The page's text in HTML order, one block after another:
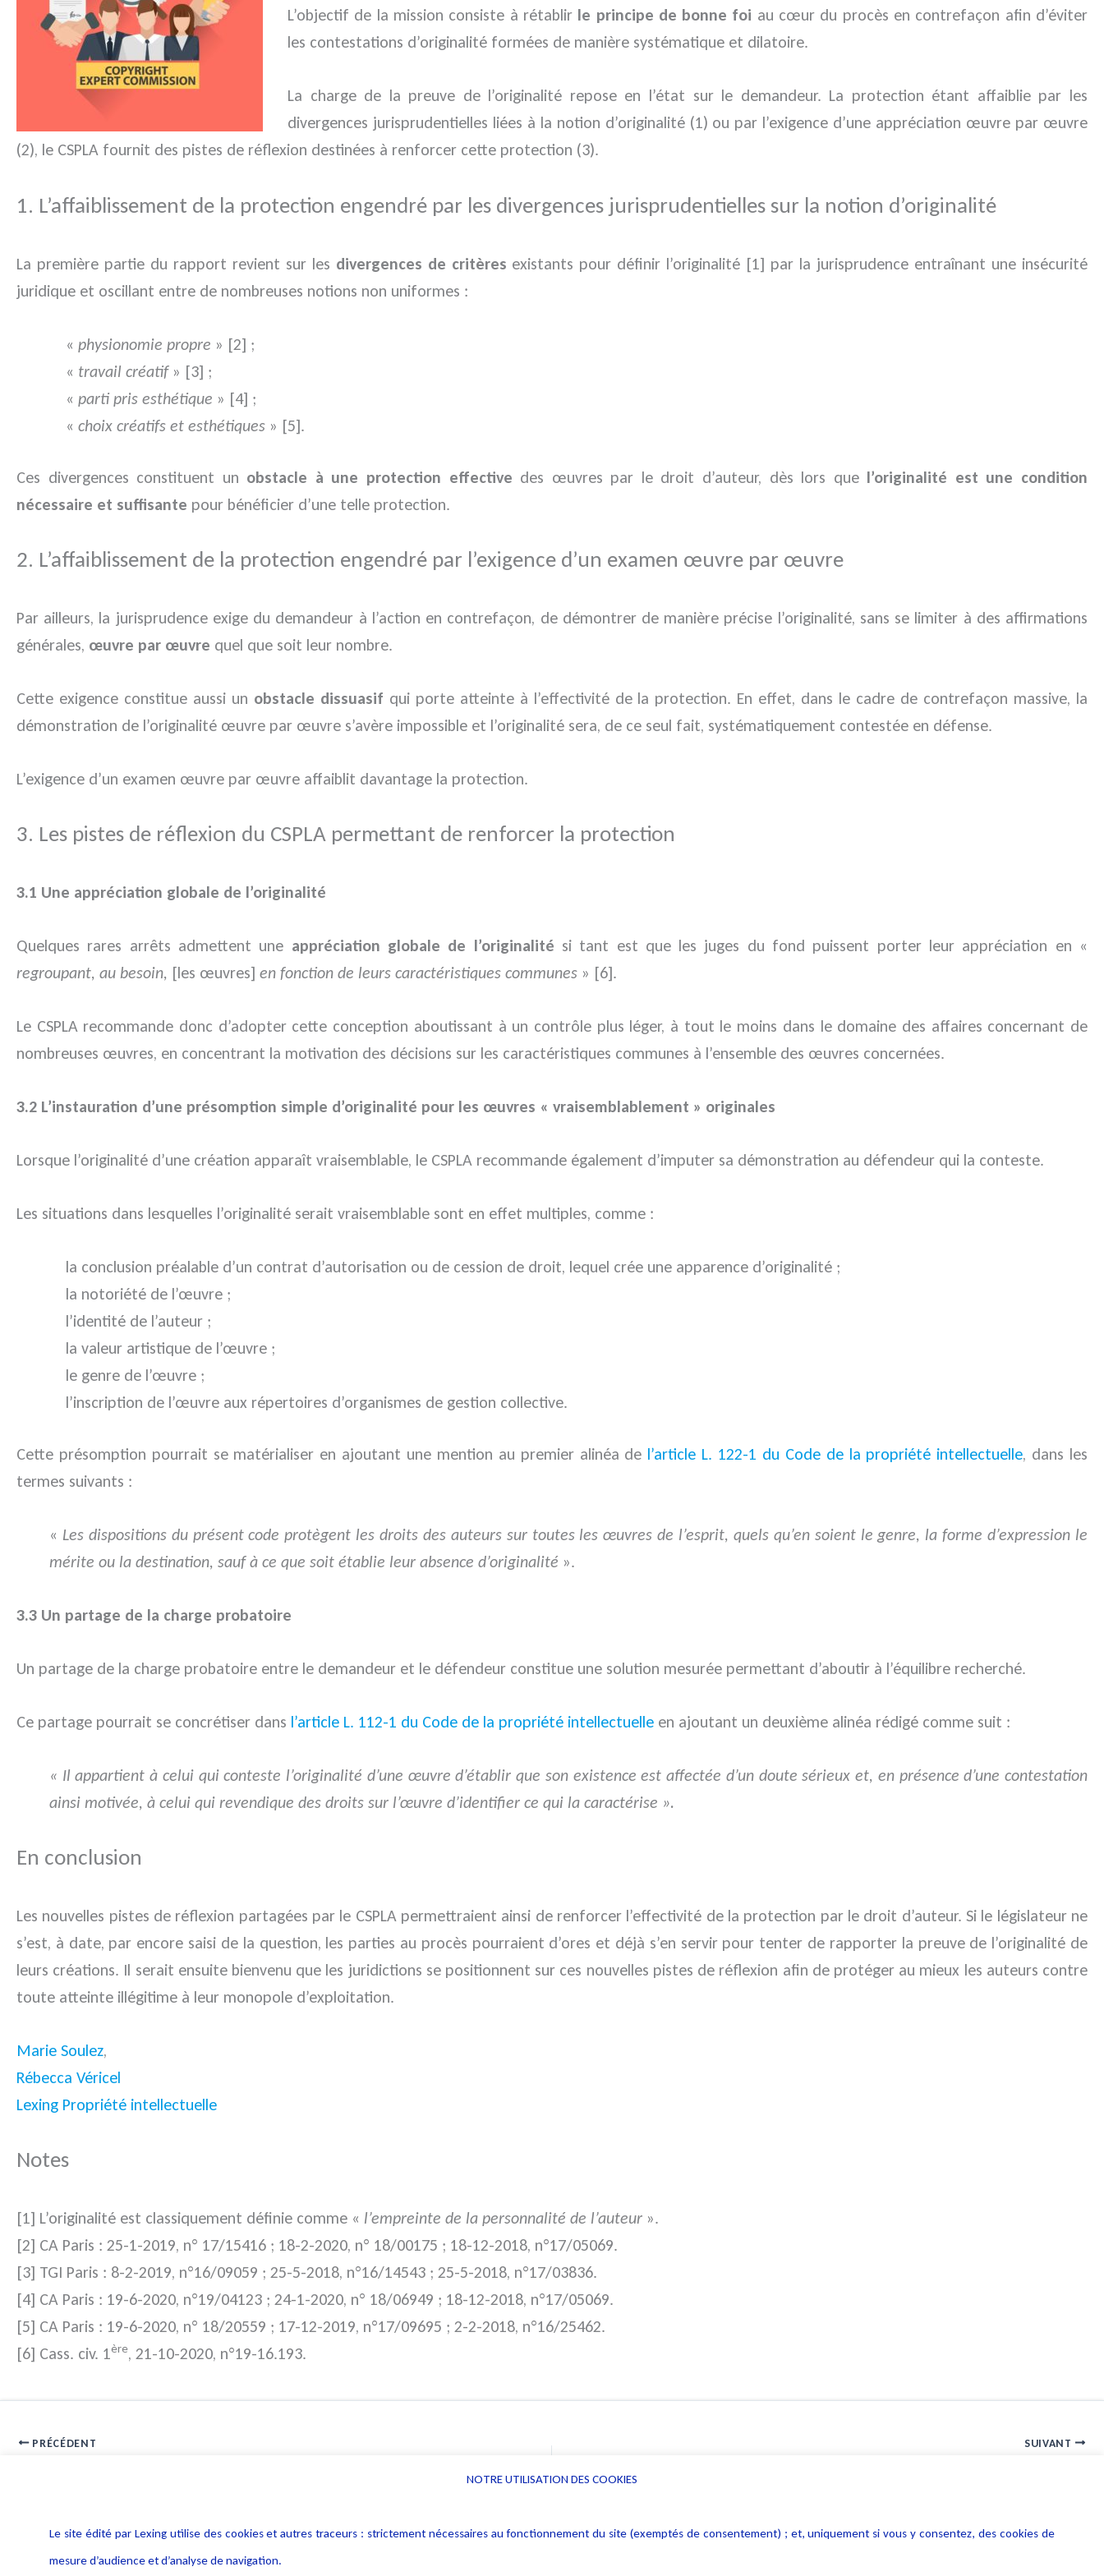
L’objectif de la mission consiste à rétablir le principe de bonne foi au cœur du procès en contrefaçon afin d’éviter
les contestations d’originalité formées de manière systématique et dilatoire.
La charge de la preuve de l’originalité repose en l’état sur le demandeur. La protection étant affaiblie par les
divergences jurisprudentielles liées à la notion d’originalité (1) ou par l’exigence d’une appréciation œuvre par œuvre
(2), le CSPLA fournit des pistes de réflexion destinées à renforcer cette protection (3).
1. L’affaiblissement de la protection engendré par les divergences jurisprudentielles sur la notion d’originalité
La première partie du rapport revient sur les divergences de critères existants pour définir l’originalité [1] par la jurisprudence entraînant une insécurité
juridique et oscillant entre de nombreuses notions non uniformes :
« physionomie propre » [2] ;
« travail créatif» [3] ;
« parti pris esthétique » [4] ;
« choix créatifs et esthétiques » [5].
Ces divergences constituent un obstacle à une protection effective des œuvres par le droit d’auteur, dès lors que l’originalité est une condition
nécessaire et suffisante pour bénéficier d’une telle protection.
2. L’affaiblissement de la protection engendré par l’exigence d’un examen œuvre par œuvre
Par ailleurs, la jurisprudence exige du demandeur à l’action en contrefaçon, de démontrer de manière précise l’originalité, sans se limiter à des affirmations
générales, œuvre par œuvre quel que soit leur nombre.
Cette exigence constitue aussi un obstacle dissuasif qui porte atteinte à l’effectivité de la protection. En effet, dans le cadre de contrefaçon massive, la
démonstration de l’originalité œuvre par œuvre s’avère impossible et l’originalité sera, de ce seul fait, systématiquement contestée en défense.
L’exigence d’un examen œuvre par œuvre affaiblit davantage la protection.
3. Les pistes de réflexion du CSPLA permettant de renforcer la protection
3.1 Une appréciation globale de l’originalité
Quelques rares arrêts admettent une appréciation globale de l’originalité si tant est que les juges du fond puissent porter leur appréciation en «
regroupant, au besoin, [les œuvres] en fonction de leurs caractéristiques communes » [6].
Le CSPLA recommande donc d’adopter cette conception aboutissant à un contrôle plus léger, à tout le moins dans le domaine des affaires concernant de
nombreuses œuvres, en concentrant la motivation des décisions sur les caractéristiques communes à l’ensemble des œuvres concernées.
3.2 L’instauration d’une présomption simple d’originalité pour les œuvres « vraisemblablement » originales
Lorsque l’originalité d’une création apparaît vraisemblable, le CSPLA recommande également d’imputer sa démonstration au défendeur qui la conteste.
Les situations dans lesquelles l’originalité serait vraisemblable sont en effet multiples, comme :
la conclusion préalable d’un contrat d’autorisation ou de cession de droit, lequel crée une apparence d’originalité ;
la notoriété de l’œuvre ;
l’identité de l’auteur ;
la valeur artistique de l’œuvre ;
le genre de l’œuvre ;
l’inscription de l’œuvre aux répertoires d’organismes de gestion collective.
Cette présomption pourrait se matérialiser en ajoutant une mention au premier alinéa de l’article L. 122-1 du Code de la propriété intellectuelle, dans les
termes suivants :
« Les dispositions du présent code protègent les droits des auteurs sur toutes les œuvres de l’esprit, quels qu’en soient le genre, la forme d’expression le
mérite ou la destination, sauf à ce que soit établie leur absence d’originalité ».
3.3 Un partage de la charge probatoire
Un partage de la charge probatoire entre le demandeur et le défendeur constitue une solution mesurée permettant d’aboutir à l’équilibre recherché.
Ce partage pourrait se concrétiser dans l’article L. 112-1 du Code de la propriété intellectuelle en ajoutant un deuxième alinéa rédigé comme suit :
« Il appartient à celui qui conteste l’originalité d’une œuvre d’établir que son existence est affectée d’un doute sérieux et, en présence d’une contestation
ainsi motivée, à celui qui revendique des droits sur l’œuvre d’identifier ce qui la caractérise ».
En conclusion
Les nouvelles pistes de réflexion partagées par le CSPLA permettraient ainsi de renforcer l’effectivité de la protection par le droit d’auteur. Si le législateur ne
s’est, à date, par encore saisi de la question, les parties au procès pourraient d’ores et déjà s’en servir pour tenter de rapporter la preuve de l’originalité de
leurs créations. Il serait ensuite bienvenu que les juridictions se positionnent sur ces nouvelles pistes de réflexion afin de protéger au mieux les auteurs contre
toute atteinte illégitime à leur monopole d’exploitation.
Marie Soulez,
Rébecca Véricel
Lexing Propriété intellectuelle
Notes
[1] L’originalité est classiquement définie comme « l’empreinte de la personnalité de l’auteur ».
[2] CA Paris : 25-1-2019, n° 17/15416 ; 18-2-2020, n° 18/00175 ; 18-12-2018, n°17/05069.
[3] TGI Paris : 8-2-2019, n°16/09059 ; 25-5-2018, n°16/14543 ; 25-5-2018, n°17/03836.
[4] CA Paris : 19-6-2020, n°19/04123 ; 24-1-2020, n° 18/06949 ; 18-12-2018, n°17/05069.
[5] CA Paris : 19-6-2020, n° 18/20559 ; 17-12-2019, n°17/09695 ; 2-2-2018, n°16/25462.
[6] Cass. civ. 1ère, 21-10-2020, n°19-16.193.
PRÉCÉDENT SUIVANT
NOTRE UTILISATION DES COOKIES
Le site édité par Lexing utilise des cookies et autres traceurs : strictement nécessaires au fonctionnement du site (exemptés de consentement) ; et, uniquement si vous y consentez, des cookies de
mesure d’audience et d’analyse de navigation.